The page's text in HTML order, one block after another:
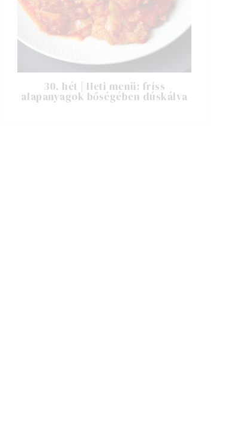
30. hét | Heti menü: friss
alapanyagok bőségében dúskálva